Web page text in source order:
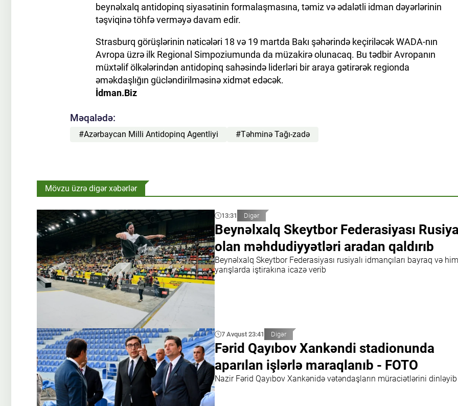
beynəlxalq antidopinq siyasətinin formalaşmasına, təmiz və ədalətli idman dəyərlərinin
təşviqinə töhfə verməyə davam edir.
Strasburq görüşlərinin nəticələri 18 və 19 martda Bakı şəhərində keçiriləcək WADA-nın
Avropa üzrə ilk Regional Simpoziumunda da müzakirə olunacaq. Bu tədbir Avropanın
müxtəlif ölkələrindən antidopinq sahəsində liderləri bir araya gətirərək regionda
əməkdaşlığın gücləndirilməsinə xidmət edəcək.
İdman.Biz
Məqalədə:
#Azərbaycan Milli Antidopinq Agentliyi #Təhminə Tağı-zadə
Mövzu üzrə digər xəbərlər
13:31 Digər
Beynəlxalq Skeytbor Federasiyası
olan məhdudiyyətləri aradan qaldırıb
Beynəlxalq Skeytbor Federasiyası rusiyalı idmançıları bayraq və
yarışlarda iştirakına icazə verib
7 Avqust 23:41 Digər
Fərid Qayıbov Xankəndi stadionunda
aparılan işlərlə maraqlanıb - FOTO
Nazir Fərid Qayıbov Xankənidə vətəndaşların müraciətlərini dinləyib